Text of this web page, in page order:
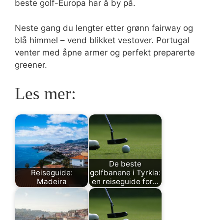
beste golf-Europa har å by på.
Neste gang du lengter etter grønn fairway og
blå himmel – vend blikket vestover. Portugal
venter med åpne armer og perfekt preparerte
greener.
Les mer:
Reiseguide:
Madeira
De beste
golfbanene i Tyrkia:
en reiseguide for…